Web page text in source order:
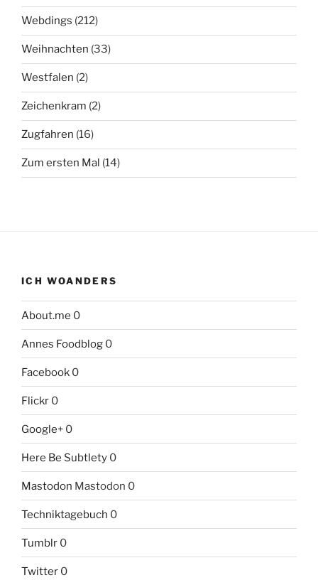
Webdings (212)
Weihnachten (33)
Westfalen (2)
Zeichenkram (2)
Zugfahren (16)
Zum ersten Mal (14)
ICH WOANDERS
About.me 0
Annes Foodblog 0
Facebook 0
Flickr 0
Google+ 0
Here Be Subtlety 0
Mastodon Mastodon 0
Techniktagebuch 0
Tumblr 0
Twitter 0